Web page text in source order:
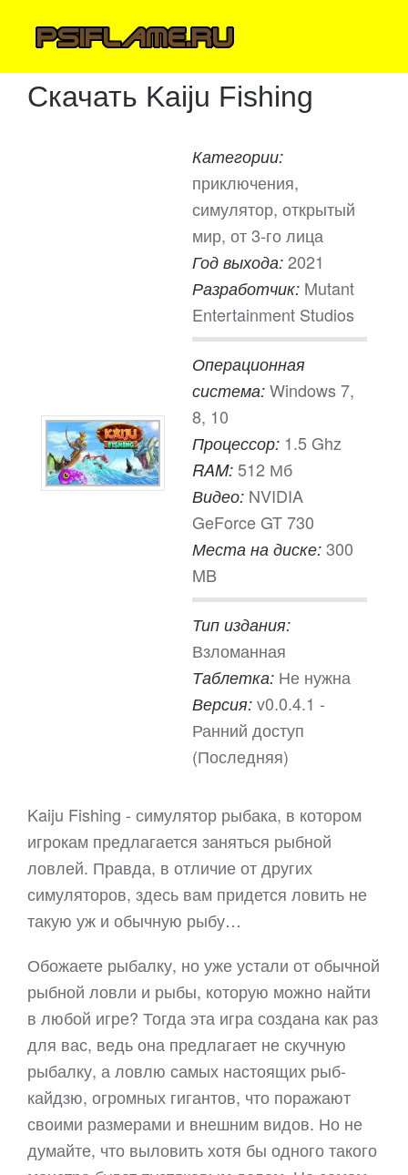
Скачать Kaiju Fishing
Категории:
приключения,
симулятор, открытый
мир, от 3-го лица
Год выхода: 2021
Разработчик: Mutant
Entertainment Studios
Операционная
система: Windows 7,
8, 10
Процессор: 1.5 Ghz
RAM: 512 Мб
Видео: NVIDIA
GeForce GT 730
Места на диске: 300
MB
Тип издания:
Взломанная
Таблетка: Не нужна
Версия: v0.0.4.1 -
Ранний доступ
(Последняя)
Kaiju Fishing - симулятор рыбака, в котором
игрокам предлагается заняться рыбной
ловлей. Правда, в отличие от других
симуляторов, здесь вам придется ловить не
такую уж и обычную рыбу…
Обожаете рыбалку, но уже устали от обычной
рыбной ловли и рыбы, которую можно найти
в любой игре? Тогда эта игра создана как раз
для вас, ведь она предлагает не скучную
рыбалку, а ловлю самых настоящих рыб-
кайдзю, огромных гигантов, что поражают
своими размерами и внешним видов. Но не
думайте, что выловить хотя бы одного такого